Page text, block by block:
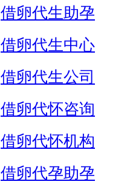
借卵代生助孕
借卵代生中心
借卵代生公司
借卵代怀咨询
借卵代怀机构
借卵代孕助孕